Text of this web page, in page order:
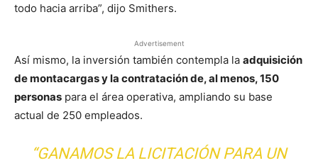
todo hacia arriba”, dijo Smithers.
Advertisement
Así mismo, la inversión también contempla la adquisición
de montacargas y la contratación de, al menos, 150
personas para el área operativa, ampliando su base
actual de 250 empleados.
“GANAMOS LA LICITACIÓN PARA UN